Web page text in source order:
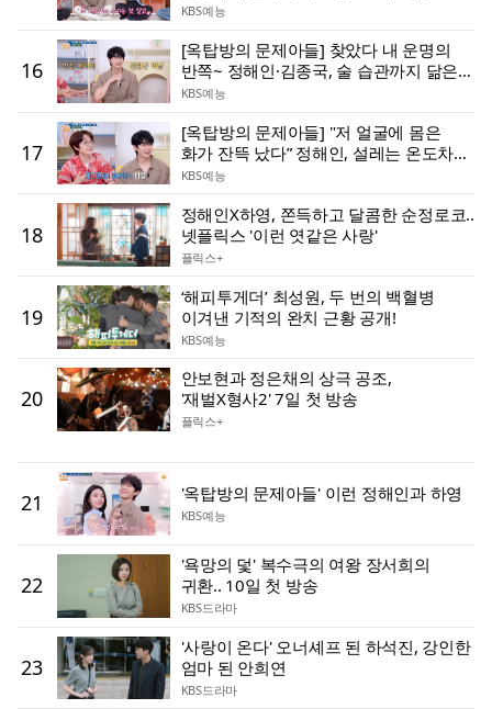
비하인드 공개
KBS예능
16
[옥탑방의 문제아들] 찾았다 내 운명의
반쪽~ 정해인·김종국, 술 습관까지 닮은
꼴에 이목 집중!
KBS예능
17
[옥탑방의 문제아들] "저 얼굴에 몸은
화가 잔뜩 났다” 정해인, 설레는 온도차
매력~
KBS예능
18
정해인X하영, 쫀득하고 달콤한 순정로코..
넷플릭스 '이런 엿같은 사랑'
플릭스+
19
‘해피투게더’ 최성원, 두 번의 백혈병
이겨낸 기적의 완치 근황 공개!
KBS예능
20
안보현과 정은채의 상극 공조,
'재벌X형사2' 7일 첫 방송
플릭스+
21 '옥탑방의 문제아들' 이런 정해인과 하영
KBS예능
22
'욕망의 덫' 복수극의 여왕 장서희의
귀환.. 10일 첫 방송
KBS드라마
23
'사랑이 온다' 오너셰프 된 하석진, 강인한
엄마 된 안희연
KBS드라마